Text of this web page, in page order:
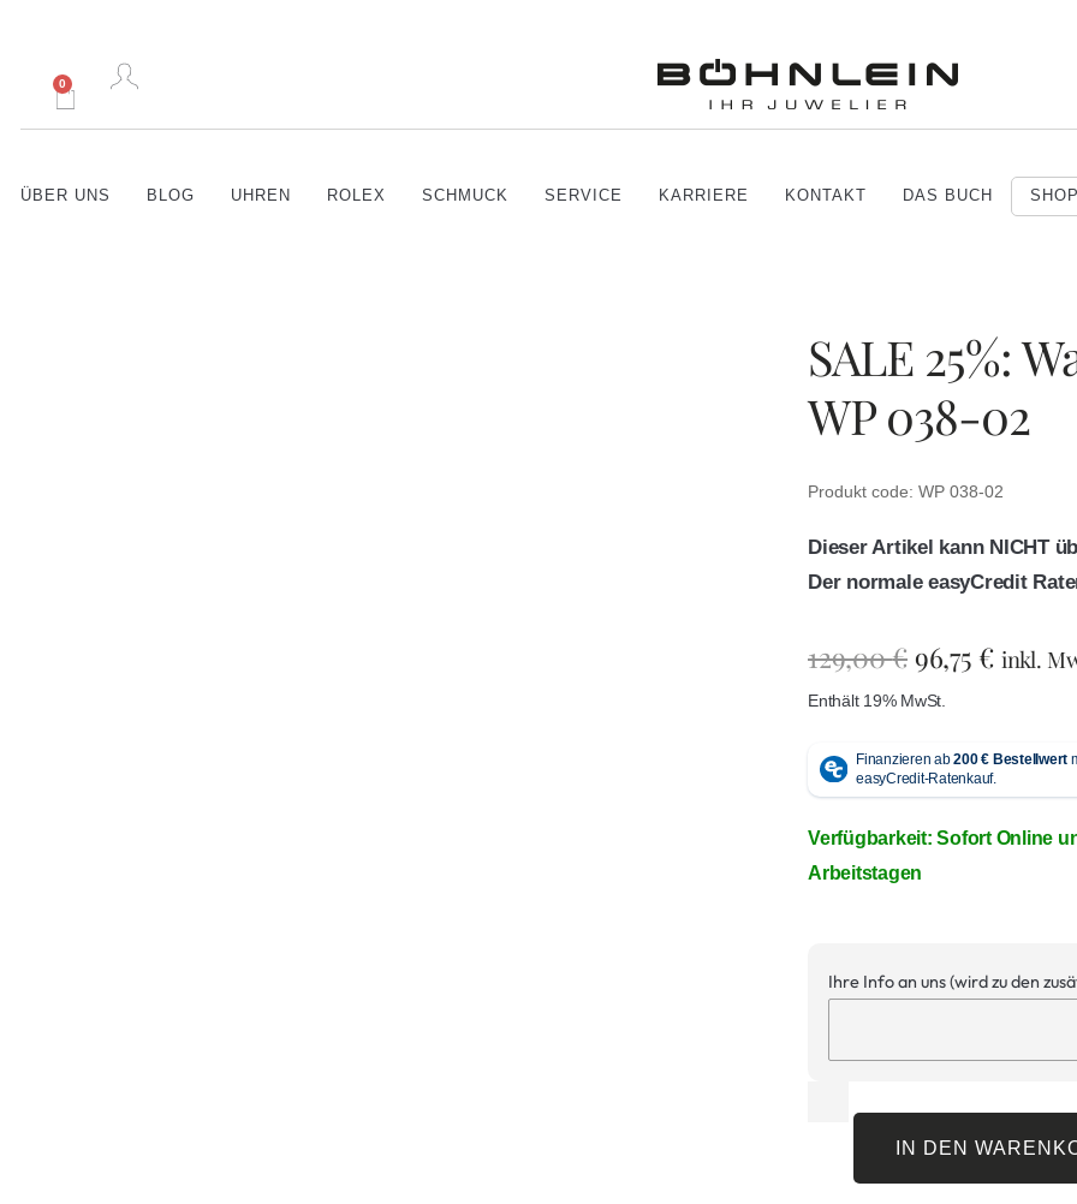
0
ÜBER UNS BLOG UHREN ROLEX SCHMUCK SERVICE KARRIERE KONTAKT DAS BUCH
SALE 25%:
WP 038-02
Produkt code: WP 038-02
Dieser Artikel kann NICHT
Der normale easyCredit
129,00€96,75€ inkl.
Enthält 19% MwSt.
Verfügbarkeit: Sofort Online
Arbeitstagen
Ihre Info an uns (wird zu den
IN DEN